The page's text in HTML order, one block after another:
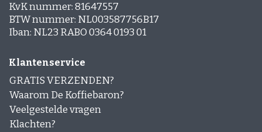
KvK nummer: 81647557
BTW nummer: NL003587756B17
Iban: NL23 RABO 0364 0193 01
Klantenservice
GRATIS VERZENDEN?
Waarom De Koffiebaron?
Veelgestelde vragen
Klachten?